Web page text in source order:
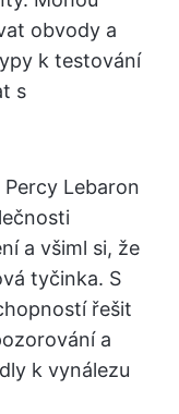
obvody a
k testování
s
Lebaron
a všiml si, že
tyčinka. S
řešit
a
k vynálezu